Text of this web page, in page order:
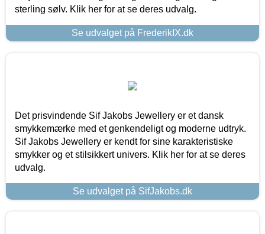
sterling sølv. Klik her for at se deres udvalg.
Se udvalget på FrederikIX.dk
Det prisvindende Sif Jakobs Jewellery er et dansk
smykkemærke med et genkendeligt og moderne udtryk.
Sif Jakobs Jewellery er kendt for sine karakteristiske
smykker og et stilsikkert univers. Klik her for at se deres
udvalg.
Se udvalget på SifJakobs.dk